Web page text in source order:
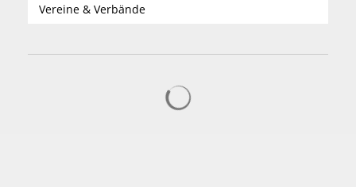
Vereine & Verbände